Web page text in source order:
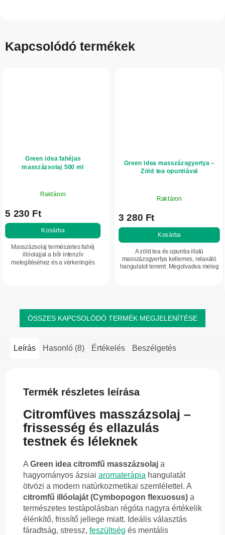
Kapcsolódó termékek
Green idea fahéjas
masszázsolaj 500 ml
Raktáron
5 230 Ft
Kosárba
Masszázsolaj természetes fahéj
illóolajjal a bőr intenzív
melegítéséhez és a vérkeringés
Green idea masszázsgyertya –
Zöld tea opuntiával
Raktáron
3 280 Ft
Kosárba
A zöld tea és opuntia illatú
masszázsgyertya kellemes, relaxáló
hangulatot teremt. Megolvadva meleg
ÖSSZES KAPCSOLÓDÓ TERMÉK MEGJELENÍTÉSE
Leírás Hasonló (8) Értékelés Beszélgetés
Termék részletes leírása
Citromfüves masszázsolaj –
frissesség és ellazulás
testnek és léleknek
A Green idea citromfű masszázsolaj a
hagyományos ázsiai aromaterápia hangulatát
ötvözi a modern natúrkozmetikai szemlélettel. A
citromfű illóolaját (Cymbopogon flexuosus) a
természetes testápolásban régóta nagyra értékelik
élénkítő, frissítő jellege miatt. Ideális választás
fáradtság, stressz, feszültség és mentális